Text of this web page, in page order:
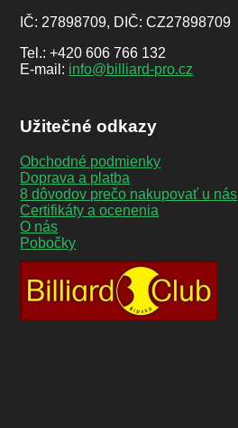
IČ: 27898709, DIČ: CZ27898709
Tel.: +420 606 766 132
E-mail: info@billiard-pro.cz
Užitečné odkazy
Obchodné podmienky
Doprava a platba
8 dôvodov prečo nakupovať u nás
Certifikáty a ocenenia
O nás
Pobočky